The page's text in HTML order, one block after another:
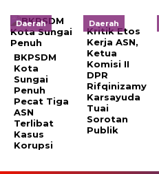
Daerah
BKPSDM
Kota
Sungai
Penuh
Pecat Tiga
ASN
Terlibat
Kasus
Korupsi
Daerah
Kritik Etos
Kerja ASN,
Ketua
Komisi II
DPR
Rifqinizamy
Karsayuda
Tuai
Sorotan
Publik